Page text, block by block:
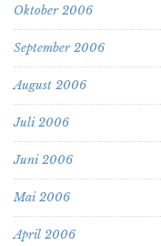
Oktober 2006
September 2006
August 2006
Juli 2006
Juni 2006
Mai 2006
April 2006